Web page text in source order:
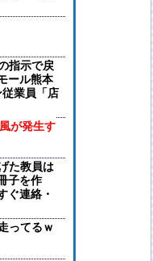
指示で戻
ール熊本
従業員「店
が発生す
た教員は
子を作
ぐ連絡・
ってるｗ